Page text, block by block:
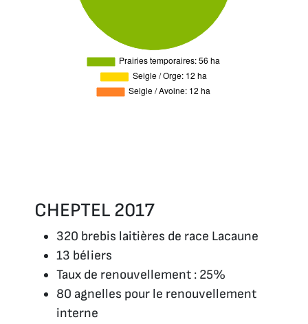
CHEPTEL 2017
320 brebis laitières de race Lacaune
13 béliers
Taux de renouvellement : 25%
80 agnelles pour le renouvellement
interne